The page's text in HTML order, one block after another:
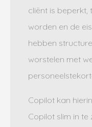
cliënt is
worden en de
hebben
worstelen met
Copilot kan
Copilot slim in